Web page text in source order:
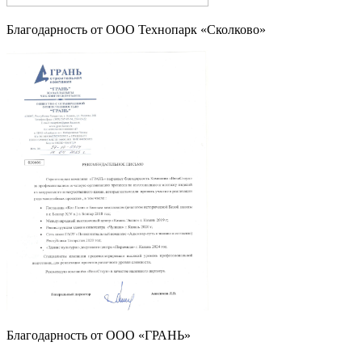
Благодарность от OOO Технопарк «Сколково»
Благодарность от OOO «ГРАНЬ»